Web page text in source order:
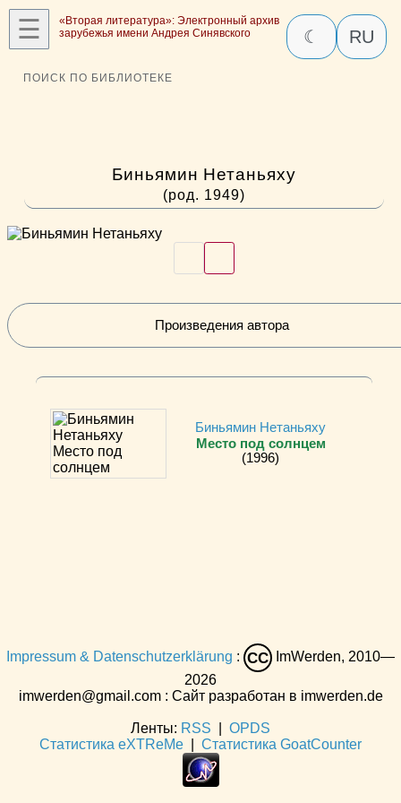
☰
«Вторая литература»: Электронный архив
зарубежья имени Андрея Синявского
☾ RU
ПОИСК ПО БИБЛИОТЕКЕ
Биньямин Нетаньяху
(род. 1949)
Произведения автора
Биньямин Нетаньяху
Место под солнцем
(1996)
Impressum & Datenschutzerklärung : CC
ImWerden, 2010—
2026
imwerden@gmail.com : Сайт разработан в imwerden.de
Ленты: RSS
OPDS
Статистика eXTReMe
Статистика GoatCounter